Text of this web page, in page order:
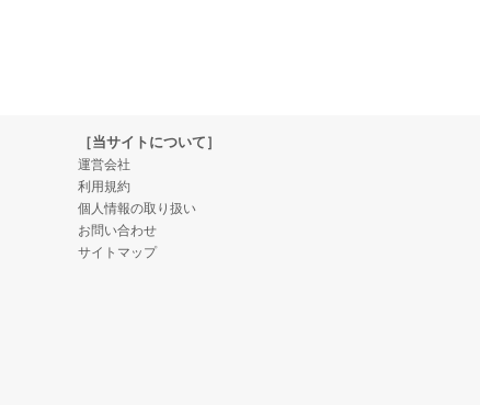
［当サイトについて］
運営会社
利用規約
個人情報の取り扱い
お問い合わせ
サイトマップ